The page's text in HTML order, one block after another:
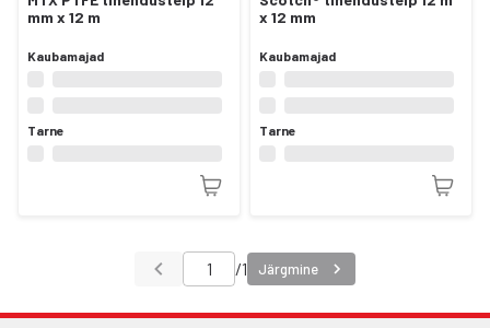
mm x 12 m
Kaubamajad
Tarne
x 12 mm
Kaubamajad
Tarne
/1 Järgmine